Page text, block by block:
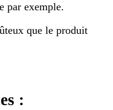
par exemple.
que le produit
: